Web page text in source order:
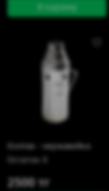
В корзину
Колпак - нержавейка
Остаток: 0
2500 тг